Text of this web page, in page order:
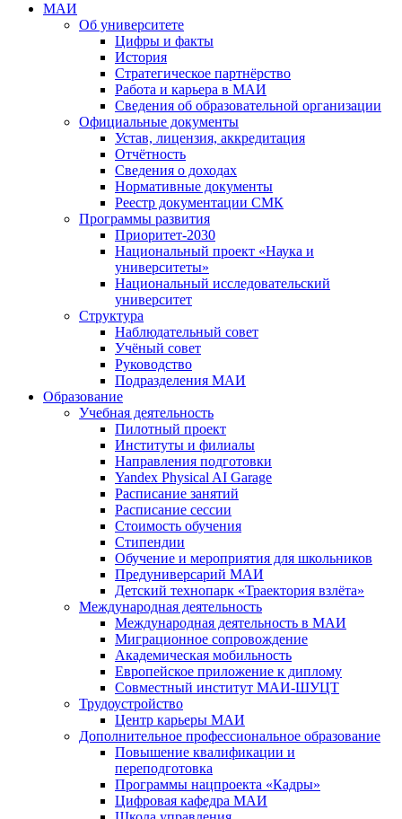
МАИ
Об университете
Цифры и факты
История
Стратегическое партнёрство
Работа и карьера в МАИ
Сведения об образовательной организации
Официальные документы
Устав, лицензия, аккредитация
Отчётность
Сведения о доходах
Нормативные документы
Реестр документации СМК
Программы развития
Приоритет-2030
Национальный проект «Наука и
университеты»
Национальный исследовательский
университет
Структура
Наблюдательный совет
Учёный совет
Руководство
Подразделения МАИ
Образование
Учебная деятельность
Пилотный проект
Институты и филиалы
Направления подготовки
Yandex Physical AI Garage
Расписание занятий
Расписание сессии
Стоимость обучения
Стипендии
Обучение и мероприятия для школьников
Предуниверсарий МАИ
Детский технопарк «Траектория взлёта»
Международная деятельность
Международная деятельность в МАИ
Миграционное сопровождение
Академическая мобильность
Европейское приложение к диплому
Совместный институт МАИ-ШУЦТ
Трудоустройство
Центр карьеры МАИ
Дополнительное профессиональное образование
Повышение квалификации и
переподготовка
Программы нацпроекта «Кадры»
Цифровая кафедра МАИ